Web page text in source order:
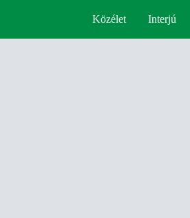
Közélet Interjú